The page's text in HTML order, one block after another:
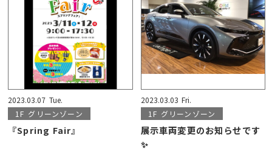
2023.03.07 Tue.
1F グリーンゾーン
『Spring Fair』
2023.03.03 Fri.
1F グリーンゾーン
展示車両変更のお知らせです
✨